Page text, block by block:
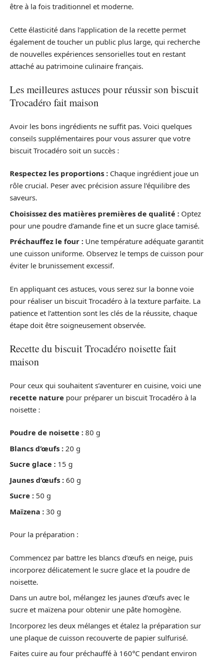
être à la fois traditionnel et moderne.
Cette élasticité dans l’application de la recette permet
également de toucher un public plus large, qui recherche
de nouvelles expériences sensorielles tout en restant
attaché au patrimoine culinaire français.
Les meilleures astuces pour réussir son biscuit
Trocadéro fait maison
Avoir les bons ingrédients ne suffit pas. Voici quelques
conseils supplémentaires pour vous assurer que votre
biscuit Trocadéro soit un succès :
Respectez les proportions : Chaque ingrédient joue un
rôle crucial. Peser avec précision assure l’équilibre des
saveurs.
Choisissez des matières premières de qualité : Optez
pour une poudre d’amande fine et un sucre glace tamisé.
Préchauffez le four : Une température adéquate garantit
une cuisson uniforme. Observez le temps de cuisson pour
éviter le brunissement excessif.
En appliquant ces astuces, vous serez sur la bonne voie
pour réaliser un biscuit Trocadéro à la texture parfaite. La
patience et l’attention sont les clés de la réussite, chaque
étape doit être soigneusement observée.
Recette du biscuit Trocadéro noisette fait
maison
Pour ceux qui souhaitent s’aventurer en cuisine, voici une
recette nature pour préparer un biscuit Trocadéro à la
noisette :
Poudre de noisette : 80 g
Blancs d’œufs : 20 g
Sucre glace : 15 g
Jaunes d’œufs : 60 g
Sucre : 50 g
Maïzena : 30 g
Pour la préparation :
Commencez par battre les blancs d’œufs en neige, puis
incorporez délicatement le sucre glace et la poudre de
noisette.
Dans un autre bol, mélangez les jaunes d’œufs avec le
sucre et maïzena pour obtenir une pâte homogène.
Incorporez les deux mélanges et étalez la préparation sur
une plaque de cuisson recouverte de papier sulfurisé.
Faites cuire au four préchauffé à 160°C pendant environ